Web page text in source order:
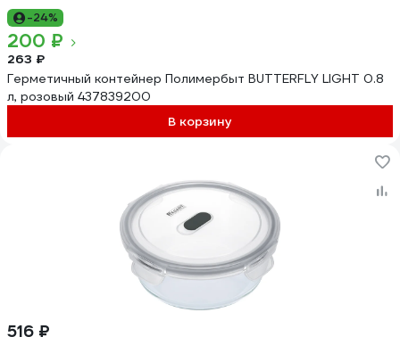
-24%
200 ₽
263 ₽
Герметичный контейнер Полимербыт BUTTERFLY LIGHT 0.8
л, розовый 437839200
В корзину
516 ₽